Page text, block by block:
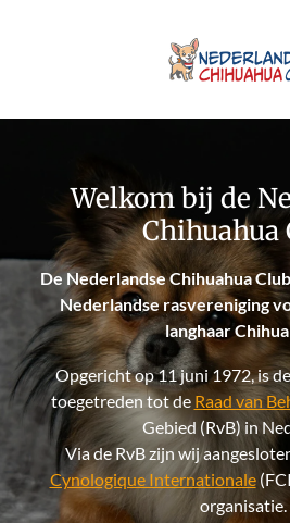
Welkom bij de
Chihuahua
De Nederlandse Chihuahua
Nederlandse rasvereniging
langhaar
Opgericht op 11 juni 1972, is
toegetreden tot de Raad van
Gebied (RvB) in
Via de RvB zijn wij
Cynologique Internationale
organisatie.